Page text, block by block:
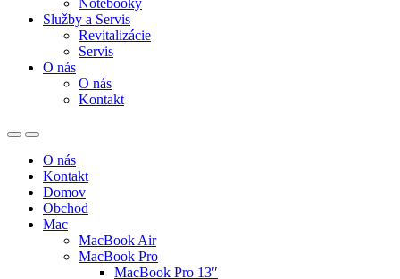
Notebooky
Služby a Servis
Revitalizácie
Servis
O nás
O nás
Kontakt
O nás
Kontakt
Domov
Obchod
Mac
MacBook Air
MacBook Pro
MacBook Pro 13″